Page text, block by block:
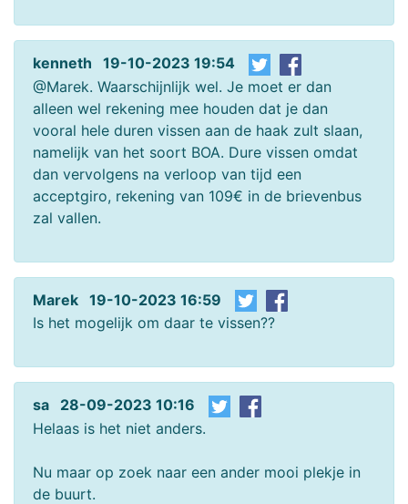
kenneth 19-10-2023 19:54
@Marek. Waarschijnlijk wel. Je moet er dan
alleen wel rekening mee houden dat je dan
vooral hele duren vissen aan de haak zult slaan,
namelijk van het soort BOA. Dure vissen omdat
dan vervolgens na verloop van tijd een
acceptgiro, rekening van 109€ in de brievenbus
zal vallen.
Marek 19-10-2023 16:59
Is het mogelijk om daar te vissen??
sa 28-09-2023 10:16
Helaas is het niet anders.
Nu maar op zoek naar een ander mooi plekje in
de buurt.